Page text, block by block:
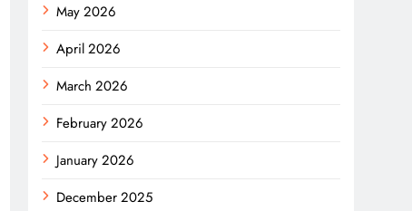
May 2026
April 2026
March 2026
February 2026
January 2026
December 2025